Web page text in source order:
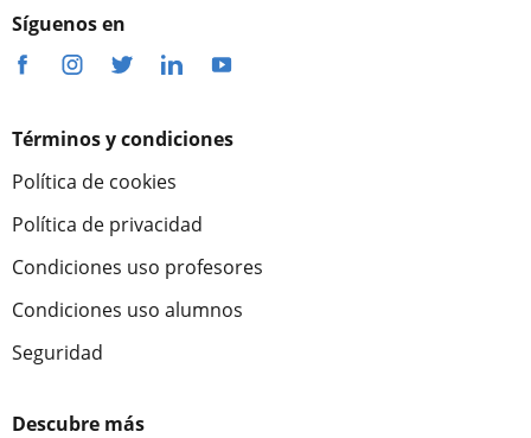
Síguenos en
Términos y condiciones
Política de cookies
Política de privacidad
Condiciones uso profesores
Condiciones uso alumnos
Seguridad
Descubre más